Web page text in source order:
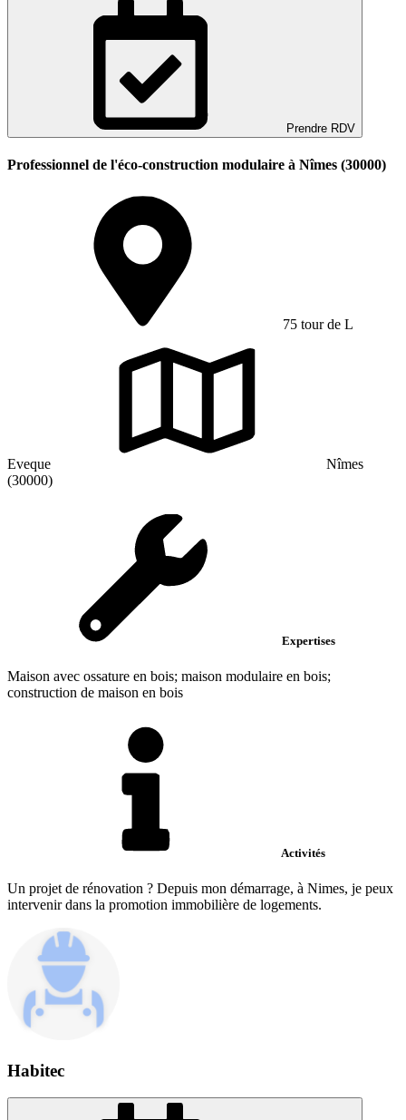
Prendre RDV
Professionnel de l'éco-construction modulaire à Nîmes (30000)
75 tour de L
Eveque
Nîmes
(30000)
Expertises
Maison avec ossature en bois; maison modulaire en bois;
construction de maison en bois
Activités
Un projet de rénovation ? Depuis mon démarrage, à Nimes, je peux
intervenir dans la promotion immobilière de logements.
Habitec